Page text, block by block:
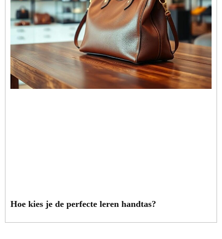
Hoe kies je de perfecte leren handtas?